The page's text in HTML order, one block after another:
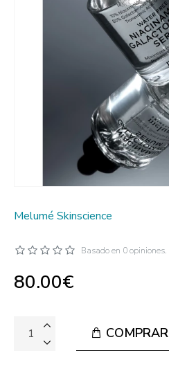
Melumé Skinscience
Basado en 0 opiniones.
80.00€
COMPRAR